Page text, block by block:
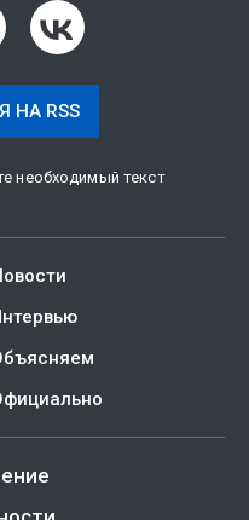
НА RSS
необходимый текст